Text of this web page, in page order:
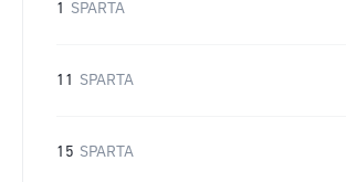
1 SPARTA
11 SPARTA
15 SPARTA